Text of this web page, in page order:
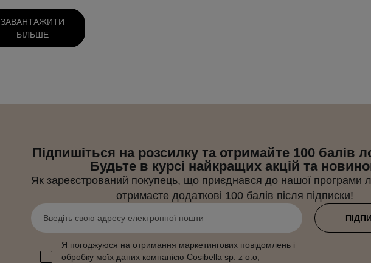
ЗАВАНТАЖИТИ
БІЛЬШЕ
Підпишіться на розсилку та отримайте 100 балів
Будьте в курсі найкращих акцій та
Як зареєстрований покупець, що приєднався до нашої програми
отримаєте додаткові 100 балів після підписки!
Я погоджуюся на отримання маркетингових повідомлень і
обробку моїх даних компанією Cosibella sp. z o.o,